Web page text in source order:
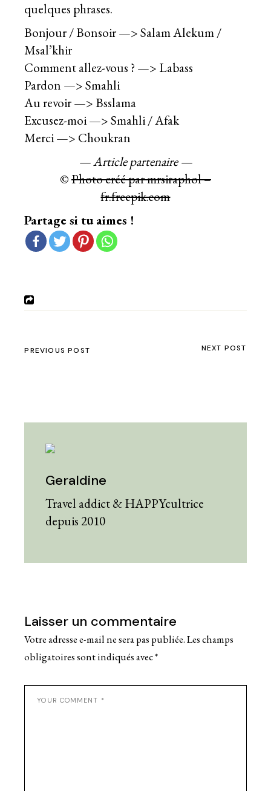
quelques phrases.
Bonjour / Bonsoir —> Salam Alekum /
Msal’khir
Comment allez-vous ? —> Labass
Pardon —> Smahli
Au revoir —> Bsslama
Excusez-moi —> Smahli / Afak
Merci —> Choukran
— Article partenaire —
©Photo créé par mrsiraphol –
fr.freepik.com
Partage si tu aimes !
PREVIOUS POST NEXT POST
Geraldine
Travel addict & HAPPYcultrice
depuis 2010
Laisser un commentaire
Votre adresse e-mail ne sera pas publiée.Les champs
obligatoires sont indiqués avec*